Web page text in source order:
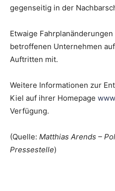
gegenseitig in der
Etwaige
betroffenen Unternehmen
Auftritten mit.
Weitere Informationen zur
Kiel auf ihrer Homepage
Verfügung.
(Quelle: Matthias Arends –
Pressestelle)